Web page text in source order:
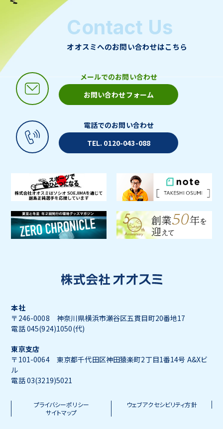
Contact Us
オオスミへのお問い合わせはこちら
メールでのお問い合わせ
お問い合わせフォーム
電話でのお問い合わせ
TEL. 0120-043-088
本社
〒246-0008 神奈川県横浜市瀬谷区五貫目町20番地17
電話 045(924)1050(代)
東京支店
〒101-0064 東京都千代田区神田猿楽町2丁目1番14号 A&Xビ
ル
電話 03(3219)5021
プライバシーポリシー
ウェブアクセシビリティ方針
サイトマップ